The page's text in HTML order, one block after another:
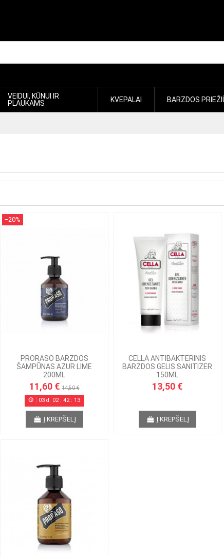
VEIDUI, KŪNUI IR
PLAUKAMS
KVEPALAI BARZDOS
−20%
PRORASO BARZDOS
ŠAMPŪNAS AZUR LIME
200ML
11,60 €14,50 €
03 d. 02:42: 13
Į KREPŠELĮ
CELLA ANTIBAKTERINIS
BARZDOS GELIS SANITIZER
150ML
13,50 €
Į KREPŠELĮ